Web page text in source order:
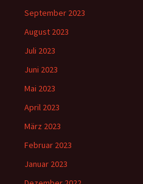
September 2023
August 2023
Juli 2023
Juni 2023
Mai 2023
April 2023
März 2023
Februar 2023
Januar 2023